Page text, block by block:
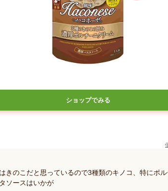
ショップでみる
きのこだと思っているので3種類のキノコ、特にポ
ソースはいかが